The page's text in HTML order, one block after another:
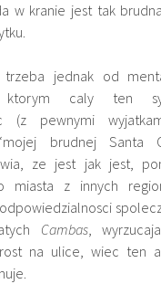
w kranie jest tak
trzeba jednak od
ktorym caly ten
(z pewnymi
brudnej Santa
ze jest jak jest,
miasta z innych
Cambas,
na ulice, wiec ten